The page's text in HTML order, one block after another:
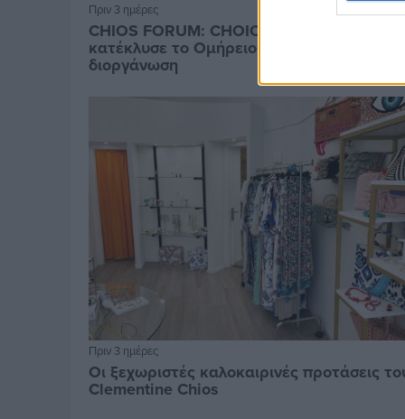
Πριν 3 ημέρες
CHIOS FORUM: CHOICES- Πλήθος κόσμου
κατέκλυσε το Ομήρειο για την μεγάλη
διοργάνωση
Πριν 3 ημέρες
Οι ξεχωριστές καλοκαιρινές προτάσεις
Clementine Chios